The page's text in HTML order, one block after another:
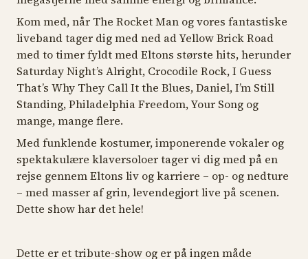
Kom med, når The Rocket Man og vores fantastiske
liveband tager dig med ned ad Yellow Brick Road
med to timer fyldt med Eltons største hits, herunder
Saturday Night’s Alright, Crocodile Rock, I Guess
That’s Why They Call It the Blues, Daniel, I’m Still
Standing, Philadelphia Freedom, Your Song og
mange, mange flere.
Med funklende kostumer, imponerende vokaler og
spektakulære klaversoloer tager vi dig med på en
rejse gennem Eltons liv og karriere – op- og nedture
– med masser af grin, levendegjort live på scenen.
Dette show har det hele!
Dette er et tribute-show og er på ingen måde